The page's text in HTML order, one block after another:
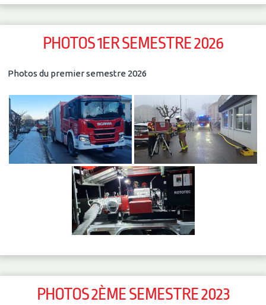
PHOTOS 1ER SEMESTRE 2026
Photos du premier semestre 2026
PHOTOS 2ÈME SEMESTRE 2023